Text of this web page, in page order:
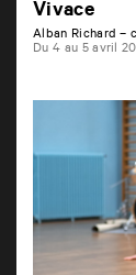
Vivace
Alban Richard –
Du 4 au 5 avril